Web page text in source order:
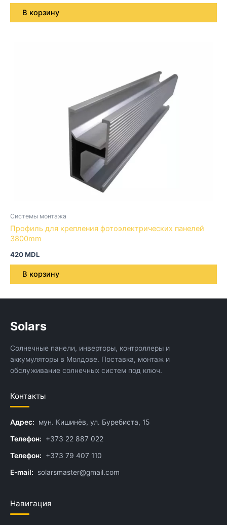
В корзину
Системы монтажа
Профиль для крепления фотоэлектрических панелей
3800mm
420MDL
В корзину
Solars
Солнечные панели, инверторы, контроллеры и
аккумуляторы в Молдове. Поставка, монтаж и
обслуживание солнечных систем под ключ.
Контакты
Адрес: мун. Кишинёв, ул. Буребиста, 15
Телефон: +373 22 887 022
Телефон: +373 79 407 110
E-mail: solarsmaster@gmail.com
Навигация